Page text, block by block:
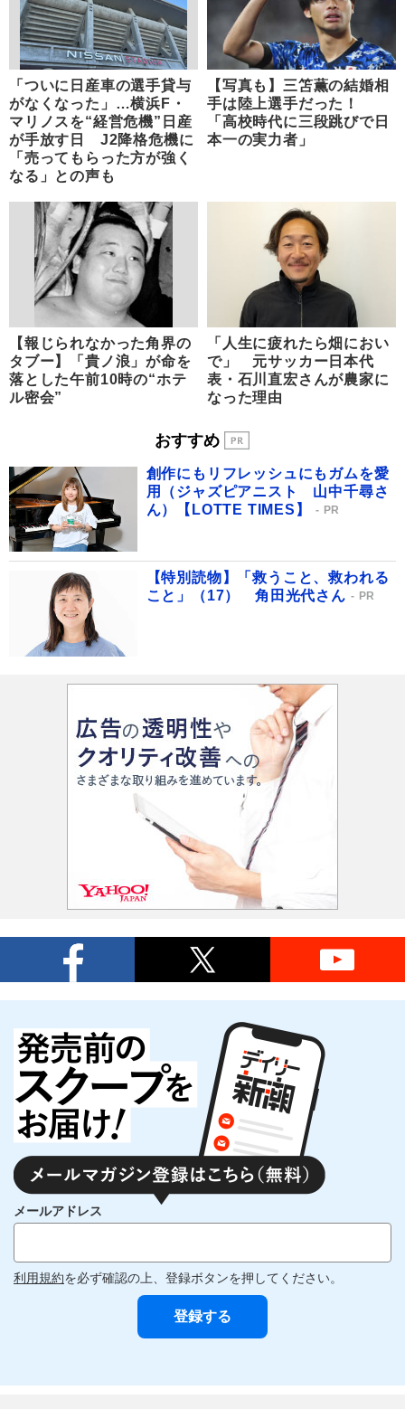
「ついに日産車の選手貸与
がなくなった」…横浜F・
マリノスを“経営危機”日産
が手放す日 J2降格危機に
「売ってもらった方が強く
なる」との声も
【写真も】三笘薫の結婚相
手は陸上選手だった！
「高校時代に三段跳びで日
本一の実力者」
【報じられなかった角界の
タブー】「貴ノ浪」が命を
落とした午前10時の“ホテ
ル密会”
「人生に疲れたら畑におい
で」 元サッカー日本代
表・石川直宏さんが農家に
なった理由
おすすめ
創作にもリフレッシュにもガムを愛
用（ジャズピアニスト 山中千尋さ
ん）【LOTTE TIMES】
PR
【特別読物】「救うこと、救われる
こと」（17） 角田光代さん
PR
メールアドレス
利用規約を必ず確認の上、登録ボタンを押してください。